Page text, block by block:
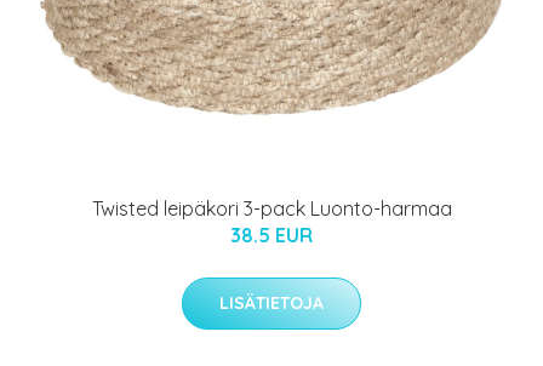
Twisted leipäkori 3-pack Luonto-harmaa
38.5 EUR
LISÄTIETOJA